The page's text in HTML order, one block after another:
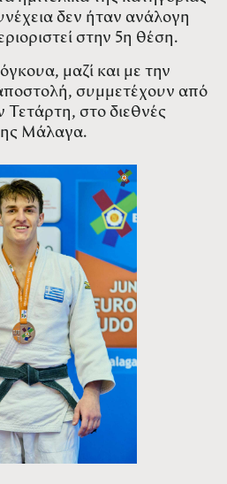
δεν ήταν ανάλογη
στην 5η θέση.
μαζί και με την
συμμετέχουν από
Τετάρτη, στο διεθνές
Μάλαγα.